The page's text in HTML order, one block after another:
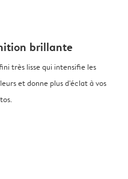
brillante
très lisse qui intensifie les
et donne plus d'éclat à vos